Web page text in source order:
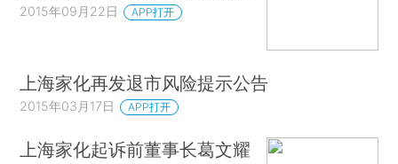
2015年09月22日 APP打开
上海家化再发退市风险提示公告
2015年03月17日 APP打开
上海家化起诉前董事长葛文耀